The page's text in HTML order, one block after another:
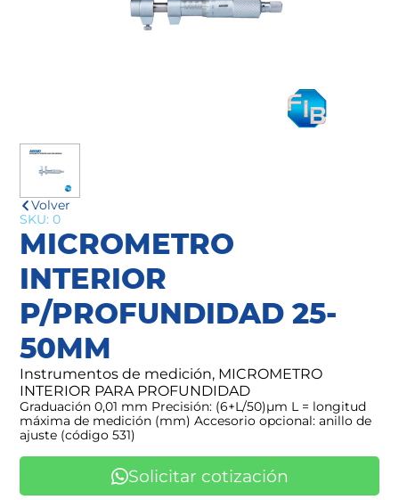
Volver
SKU: 0
MICROMETRO
INTERIOR
P/PROFUNDIDAD 25-
50MM
Instrumentos de medición, MICROMETRO
INTERIOR PARA PROFUNDIDAD
Graduación 0,01 mm Precisión: (6+L/50)μm L = longitud
máxima de medición (mm) Accesorio opcional: anillo de
ajuste (código 531)
Solicitar cotización